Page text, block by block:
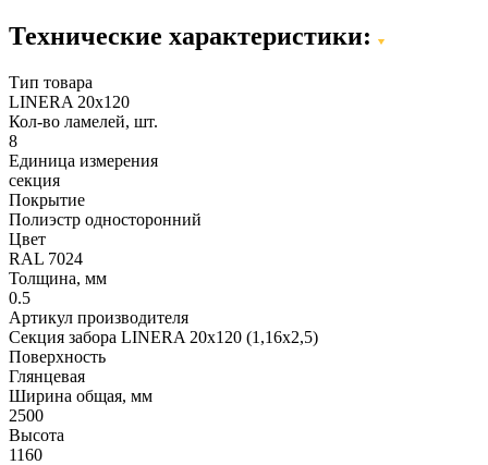
Технические характеристики:
Тип товара
LINERA 20х120
Кол-во ламелей, шт.
8
Единица измерения
секция
Покрытие
Полиэстр односторонний
Цвет
RAL 7024
Толщина, мм
0.5
Артикул производителя
Секция забора LINERA 20х120 (1,16х2,5)
Поверхность
Глянцевая
Ширина общая, мм
2500
Высота
1160